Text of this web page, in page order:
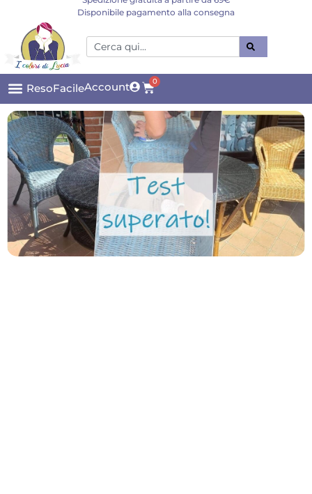
Disponibile pagamento alla consegna
ResoFacileAccount 0